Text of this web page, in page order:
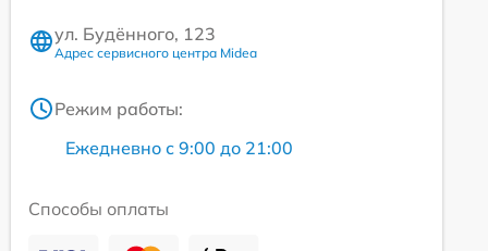
ул. Будённого, 123
Адрес сервисного центра Midea
Режим работы:
Ежедневно с 9:00 до 21:00
Способы оплаты